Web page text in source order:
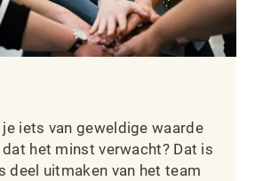
iets van geweldige waarde
het minst verwacht? Dat is
deel uitmaken van het team